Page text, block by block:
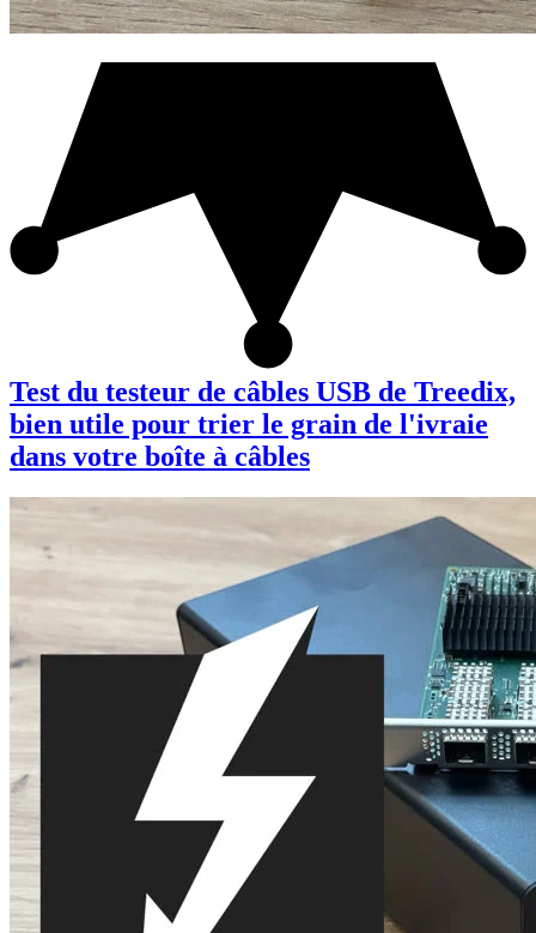
Test du testeur de câbles USB de Treedix,
bien utile pour trier le grain de l'ivraie
dans votre boîte à câbles